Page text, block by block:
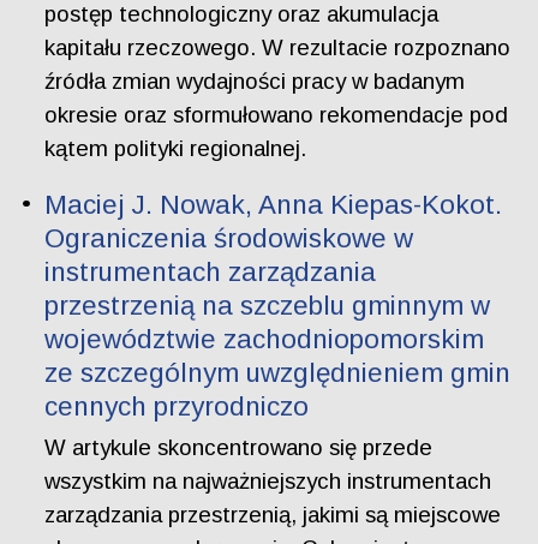
postęp technologiczny oraz akumulacja
kapitału rzeczowego. W rezultacie rozpoznano
źródła zmian wydajności pracy w badanym
okresie oraz sformułowano rekomendacje pod
kątem polityki regionalnej.
Maciej J. Nowak, Anna Kiepas-Kokot.
Ograniczenia środowiskowe w
instrumentach zarządzania
przestrzenią na szczeblu gminnym w
województwie zachodniopomorskim
ze szczególnym uwzględnieniem gmin
cennych przyrodniczo
W artykule skoncentrowano się przede
wszystkim na najważniejszych instrumentach
zarządzania przestrzenią, jakimi są miejscowe